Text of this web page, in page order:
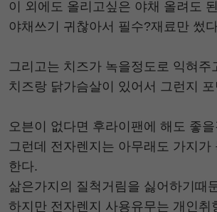
이 외에도 올리고싶은 야채 올려도
야채쓰기 귀찮아서 필수?재료만 썼
그리고는 치즈가 녹을정도로 익혀주
치즈랑 닭가슴살이 있어서 그런지
오븐이 없다면 후라이팬에 해도 좋
그런데 전자렌지는 아무래도 가지가
한다.
삶은가지의 질척거림을 싫어하기때
하지만 전자렌지 사용유무는 개인취